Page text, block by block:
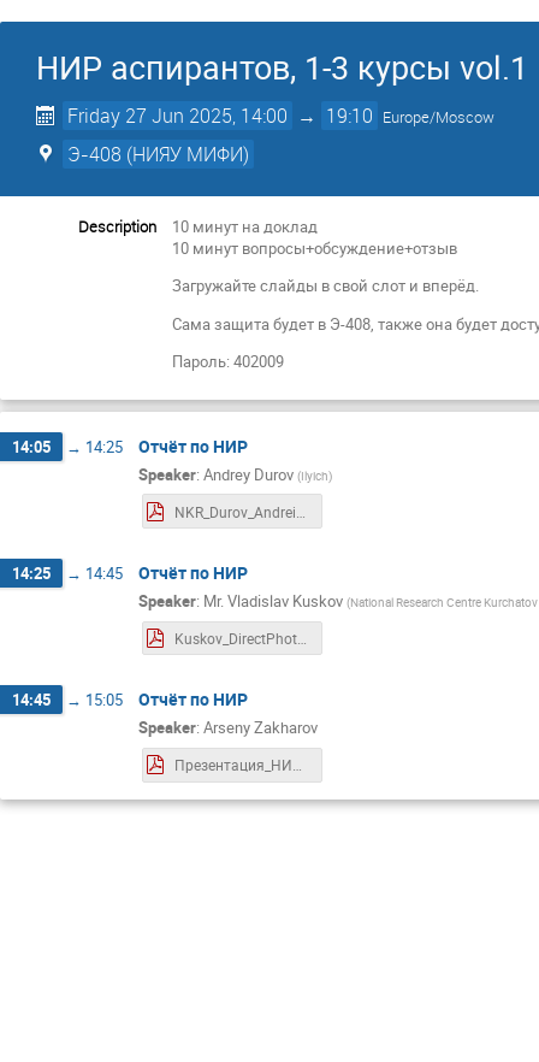
НИР аспирантов, 1-3 курсы vol.1
Friday 27 Jun 2025, 14:00 → 19:10 Europe/Moscow
Э-408 (НИЯУ МИФИ)
Description
10 минут на доклад
10 минут вопросы+обсуждение+отзыв
Загружайте слайды в свой слот и вперёд.
Сама защита будет в Э-408, также она будет
Пароль: 402009
14:05 → 14:25 Отчёт по НИР
Speaker: Andrey Durov (Ilyich)
14:25 → 14:45 Отчёт по НИР
Speaker: Mr.Vladislav Kuskov (National Research Centre
Kuskov_DirectPhotonHBT_MEPhI_20250627.pdf
14:45 → 15:05 Отчёт по НИР
Speaker: Arseny Zakharov
Презентация_НИД.pdf